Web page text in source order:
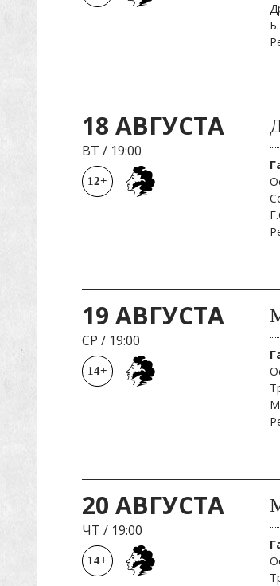
18 АВГУСТА
ВТ / 19:00
12+
19 АВГУСТА
СР / 19:00
14+
20 АВГУСТА
ЧТ / 19:00
14+